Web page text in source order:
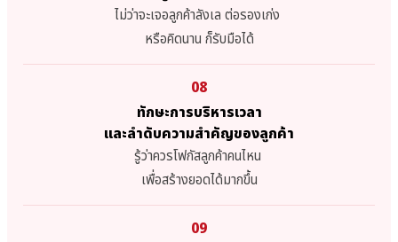
ไม่ว่าจะเจอลูกค้าลังเล ต่อรองเก่ง
หรือคิดนาน ก็รับมือได้
08
ทักษะการบริหารเวลา
และลำดับความสำคัญของลูกค้า
รู้ว่าควรโฟกัสลูกค้าคนไหน
เพื่อสร้างยอดได้มากขึ้น
09